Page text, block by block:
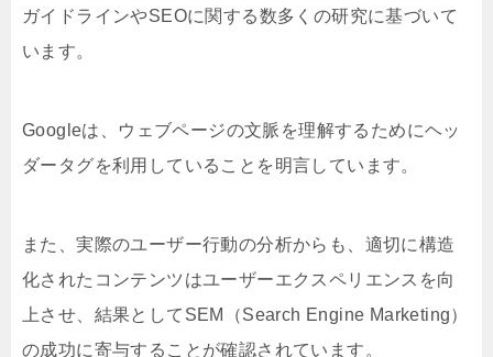
ガイドラインやSEOに関する数多くの研究に基づいて
います。
Googleは、ウェブページの文脈を理解するためにヘッ
ダータグを利用していることを明言しています。
また、実際のユーザー行動の分析からも、適切に構造
化されたコンテンツはユーザーエクスペリエンスを向
上させ、結果としてSEM（Search Engine Marketing）
の成功に寄与することが確認されています。